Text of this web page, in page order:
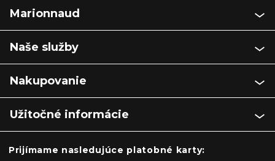
Marionnaud
Naše služby
Nakupovanie
Užitočné informácie
Prijímame nasledujúce platobné karty: